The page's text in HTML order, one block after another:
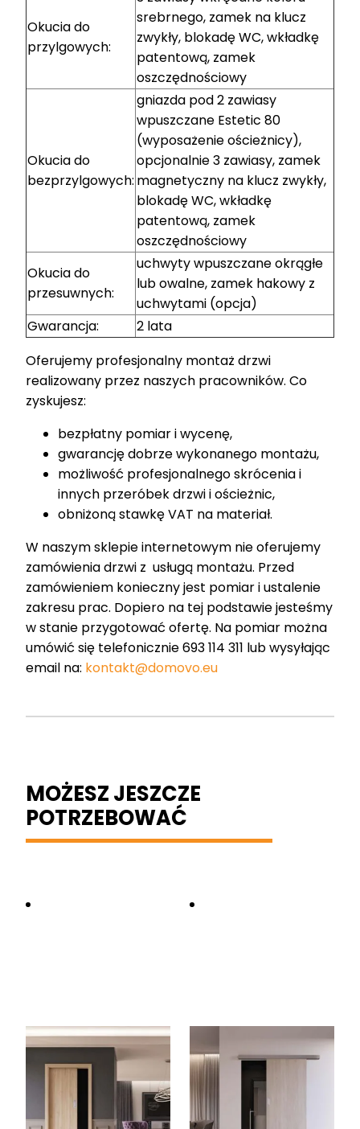
Okucia do
przylgowych:
srebrnego, zamek na klucz
zwykły, blokadę WC, wkładkę
patentową, zamek
oszczędnościowy
Okucia do
bezprzylgowych:
gniazda pod 2 zawiasy
wpuszczane Estetic 80
(wyposażenie ościeżnicy),
opcjonalnie 3 zawiasy, zamek
magnetyczny na klucz zwykły,
blokadę WC, wkładkę
patentową, zamek
oszczędnościowy
Okucia do
przesuwnych:
uchwyty wpuszczane okrągłe
lub owalne, zamek hakowy z
uchwytami (opcja)
Gwarancja:
2 lata
Oferujemy profesjonalny montaż drzwi
realizowany przez naszych pracowników. Co
zyskujesz:
bezpłatny pomiar i wycenę,
gwarancję dobrze wykonanego montażu,
możliwość profesjonalnego skrócenia i
innych przeróbek drzwi i ościeżnic,
obniżoną stawkę VAT na materiał.
W naszym sklepie internetowym nie oferujemy
zamówienia drzwi z usługą montażu. Przed
zamówieniem konieczny jest pomiar i ustalenie
zakresu prac. Dopiero na tej podstawie jesteśmy
w stanie przygotować ofertę. Na pomiar można
umówić się telefonicznie 693 114 311 lub wysyłając
email na: kontakt@domovo.eu
MOŻESZ JESZCZE
POTRZEBOWAĆ